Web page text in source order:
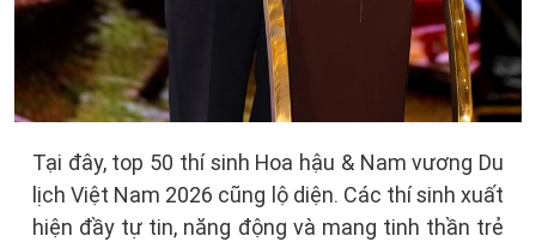
Tại đây, top 50 thí sinh Hoa hậu & Nam vương Du
lịch Việt Nam 2026 cũng lộ diện. Các thí sinh xuất
hiện đầy tự tin, năng động và mang tinh thần trẻ